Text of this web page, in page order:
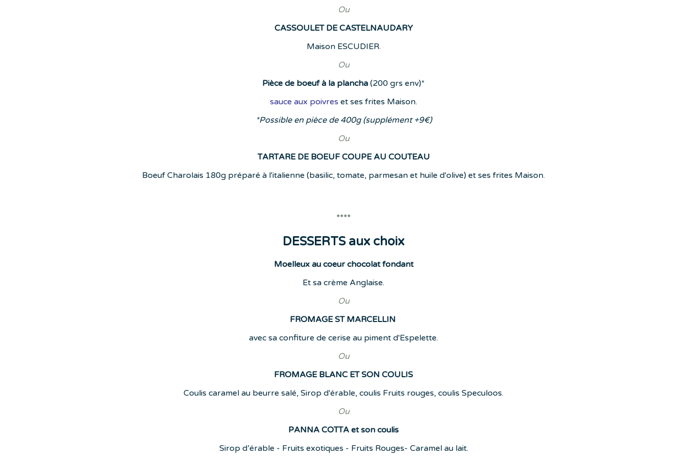
Ou
CASSOULET DE CASTELNAUDARY
Maison ESCUDIER.
Ou
Pièce de boeuf à la plancha (200 grs env)*
sauce aux poivres et ses frites Maison.
*Possible en pièce de 400g (supplément +9€)
Ou
TARTARE DE BOEUF COUPE AU COUTEAU
Boeuf Charolais 180g préparé à l'italienne (basilic, tomate, parmesan et huile d'olive) et ses frites Maison.
****
DESSERTS aux choix
Moelleux au coeur chocolat fondant
Et sa crème Anglaise.
Ou
FROMAGE ST MARCELLIN
avec sa confiture de cerise au piment d'Espelette.
Ou
FROMAGE BLANC ET SON COULIS
Coulis caramel au beurre salé, Sirop d'érable, coulis Fruits rouges, coulis Speculoos.
Ou
PANNA COTTA et son coulis
Sirop d’érable - Fruits exotiques - Fruits Rouges- Caramel au lait.